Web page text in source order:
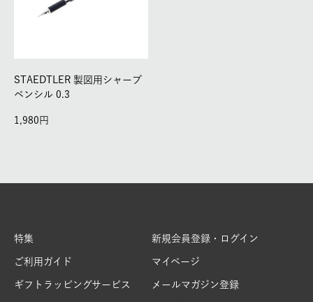
STAEDTLER 製図用シャープ
ペンシル 0.3
1,980
特集
ご利用ガイド
ギフトラッピングサービス
新規会員登録・ログイン
マイページ
メールマガジン登録